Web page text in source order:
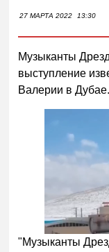
27 МАРТА 2022 13:30
Музыканты
выступление
Валерии в Дубае.
"Музыканты